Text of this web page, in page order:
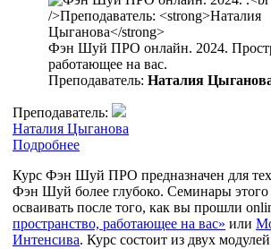
Фэн Шуй ПРО онлайн. 2024.
работающее на вас.
Преподаватель: Наталия
Преподаватель:
Наталия Цыганова
Подробнее
Курс Фэн Шуй ПРО предназначен для
Фэн Шуй более глубоко. Семинары
осваивать после того, как вы прошли
пространство, работающее на вас» или
Интенсива. Курс состоит из двух